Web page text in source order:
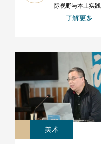
际视野与本土实践
了解更多
美术